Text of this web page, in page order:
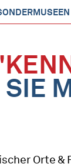
SIE
Orte &